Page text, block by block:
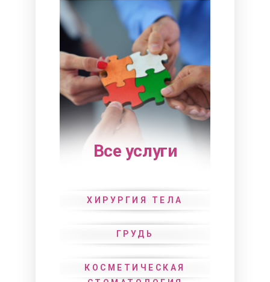
Все услуги
ХИРУРГИЯ ТЕЛА
ГРУДЬ
КОСМЕТИЧЕСКАЯ